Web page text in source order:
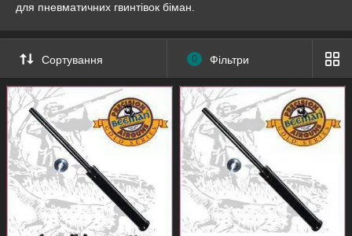
для пневматичних гвинтівок біман.
Сортування 0 Фільтри